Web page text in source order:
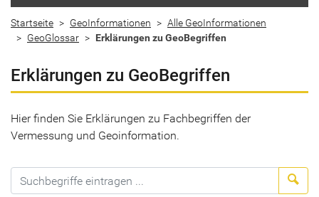
Startseite GeoInformationen
Alle GeoInformationen
GeoGlossar
Erklärungen zu GeoBegriffen
Erklärungen zu GeoBegriffen
Hier finden Sie Erklärungen zu Fachbegriffen der
Vermessung und Geoinformation.